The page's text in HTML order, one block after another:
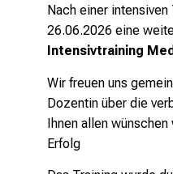
Nach einer
26.06.2026 eine
Intensivtraining
Wir freuen uns
Dozentin über die
Ihnen allen
Erfolg